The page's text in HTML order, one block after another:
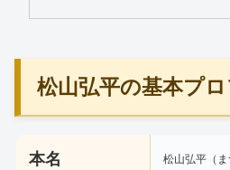
松山弘平の基本プ
本名 松山弘平（ま